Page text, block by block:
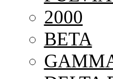
2000
BETA